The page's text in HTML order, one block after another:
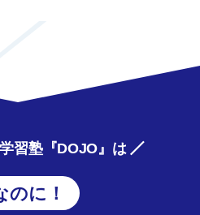
習塾『DOJO』は
なのに！